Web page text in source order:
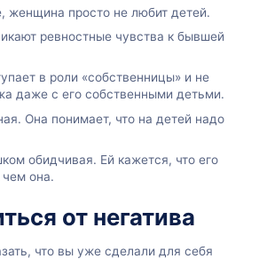
женщина просто не любит детей.
ревностные чувства к бывшей
в роли «собственницы» и не
даже с его собственными детьми.
Она понимает, что на детей надо
обидчивая. Ей кажется, что его
она.
от негатива
что вы уже сделали для себя